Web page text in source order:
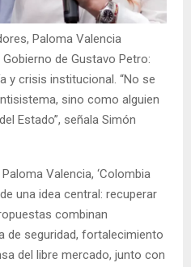
Paloma Valencia
de Gustavo Petro:
y crisis institucional. “No se
sino como alguien
Estado”, señala Simón
Valencia, ‘Colombia
una idea central: recuperar
combinan
de seguridad, fortalecimiento
del libre mercado, junto con